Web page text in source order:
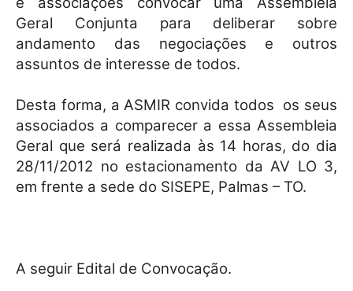
Geral Conjunta para deliberar sobre
andamento das negociações e outros
assuntos de interesse de todos.
Desta forma, a ASMIR convida todos os seus
associados a comparecer a essa Assembleia
Geral que será realizada às 14 horas, do dia
28/11/2012 no estacionamento da AV LO 3,
em frente a sede do SISEPE, Palmas – TO.
A seguir Edital de Convocação.